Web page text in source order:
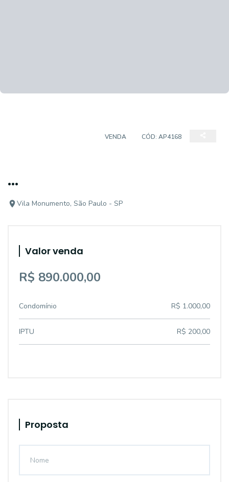
VENDA CÓD: AP4168
...
Vila Monumento, São Paulo - SP
Valor venda
R$ 890.000,00
Condomínio R$ 1.000,00
IPTU R$ 200,00
Proposta